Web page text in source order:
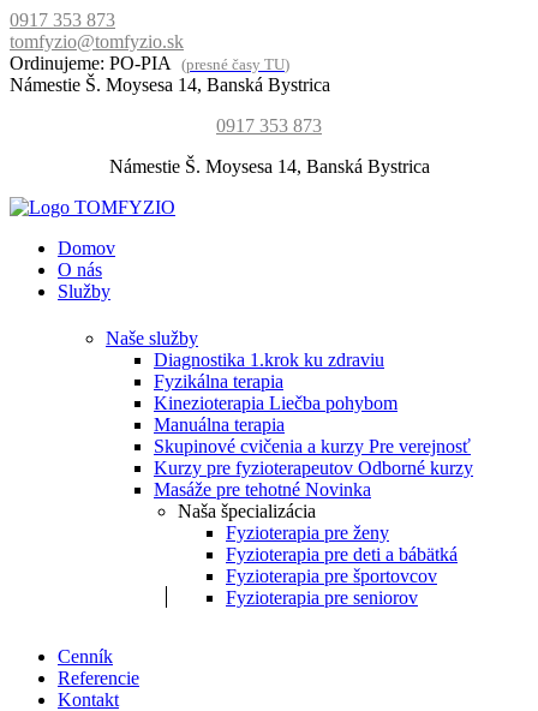
0917 353 873
tomfyzio@tomfyzio.sk
Ordinujeme: PO-PIA (presné časy TU)
Námestie Š. Moysesa 14, Banská Bystrica
0917 353 873
Námestie Š. Moysesa 14, Banská Bystrica
Domov
O nás
Služby
Naše služby
Diagnostika 1.krok ku zdraviu
Fyzikálna terapia
Kinezioterapia Liečba pohybom
Manuálna terapia
Skupinové cvičenia a kurzy Pre verejnosť
Kurzy pre fyzioterapeutov Odborné kurzy
Masáže pre tehotné Novinka
Naša špecializácia
Fyzioterapia pre ženy
Fyzioterapia pre deti a bábätká
Fyzioterapia pre športovcov
Fyzioterapia pre seniorov
Cenník
Referencie
Kontakt